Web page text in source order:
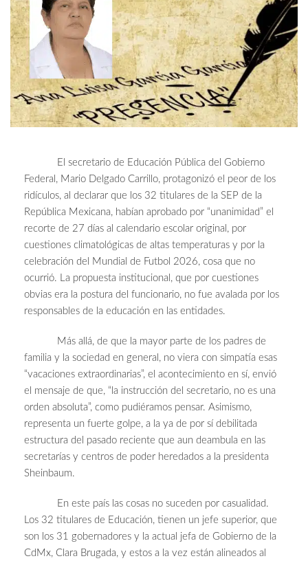
El secretario de Educación Pública del Gobierno
Federal, Mario Delgado Carrillo, protagonizó el peor de los
ridículos, al declarar que los 32 titulares de la SEP de la
República Mexicana, habían aprobado por “unanimidad” el
recorte de 27 días al calendario escolar original, por
cuestiones climatológicas de altas temperaturas y por la
celebración del Mundial de Futbol 2026, cosa que no
ocurrió. La propuesta institucional, que por cuestiones
obvias era la postura del funcionario, no fue avalada por los
responsables de la educación en las entidades.
Más allá, de que la mayor parte de los padres de
familia y la sociedad en general, no viera con simpatía esas
“vacaciones extraordinarias”, el acontecimiento en sí, envió
el mensaje de que, “la instrucción del secretario, no es una
orden absoluta”, como pudiéramos pensar. Asimismo,
representa un fuerte golpe, a la ya de por sí debilitada
estructura del pasado reciente que aun deambula en las
secretarías y centros de poder heredados a la presidenta
Sheinbaum.
En este país las cosas no suceden por casualidad.
Los 32 titulares de Educación, tienen un jefe superior, que
son los 31 gobernadores y la actual jefa de Gobierno de la
CdMx, Clara Brugada, y estos a la vez están alineados al